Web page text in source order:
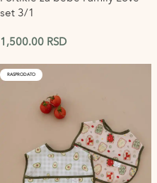
set 3/1
1,500.00 RSD
RASPRODATO